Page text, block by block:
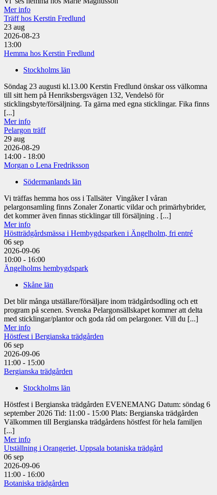
Mer info
Träff hos Kerstin Fredlund
23 aug
2026-08-23
13:00
Hemma hos Kerstin Fredlund
Stockholms län
Söndag 23 augusti kl.13.00 Kerstin Fredlund önskar oss välkomna
till sitt hem på Henriksbergsvägen 132, Vendelsö för
sticklingsbyte/försäljning. Ta gärna med egna sticklingar. Fika finns
[...]
Mer info
Pelargon träff
29 aug
2026-08-29
14:00 - 18:00
Morgan o Lena Fredriksson
Södermanlands län
Vi träffas hemma hos oss i Tallsäter Vingåker I våran
pelargonsamling finns Zonaler Zonartic vildar och primärhybrider,
det kommer även finnas sticklingar till försäljning . [...]
Mer info
Höstträdgårdsmässa i Hembygdsparken i Ängelholm, fri entré
06 sep
2026-09-06
10:00 - 16:00
Ängelholms hembygdspark
Skåne län
Det blir många utställare/försäljare inom trädgårdsodling och ett
program på scenen. Svenska Pelargonsällskapet kommer att delta
med sticklingar/plantor och goda råd om pelargoner. Vill du [...]
Mer info
Höstfest i Bergianska trädgården
06 sep
2026-09-06
11:00 - 15:00
Bergianska trädgården
Stockholms län
Höstfest i Bergianska trädgården EVENEMANG Datum: söndag 6
september 2026 Tid: 11:00 - 15:00 Plats: Bergianska trädgården
Välkommen till Bergianska trädgårdens höstfest för hela familjen
[...]
Mer info
Utställning i Orangeriet, Uppsala botaniska trädgård
06 sep
2026-09-06
11:00 - 16:00
Botaniska trädgården